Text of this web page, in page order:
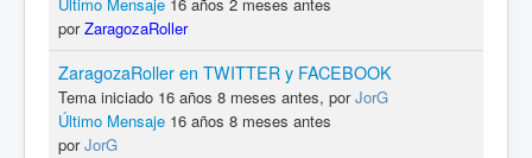
porZaragozaRoller
ZaragozaRoller en TWITTER y FACEBOOK
Tema iniciado 16 años 8 meses antes, porJorG
Último Mensaje 16 años 8 meses antes
porJorG